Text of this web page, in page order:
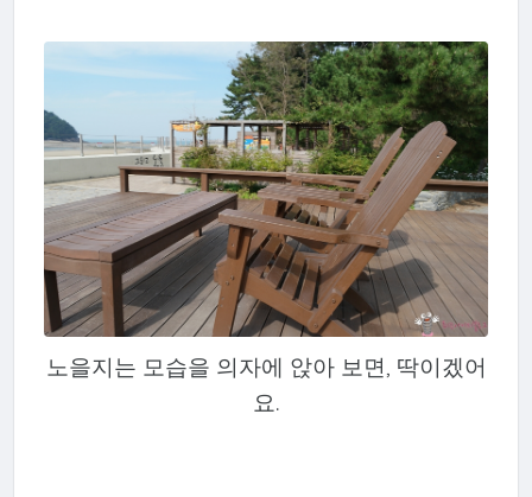
노을지는 모습을 의자에 앉아 보면, 딱이겠어
요.